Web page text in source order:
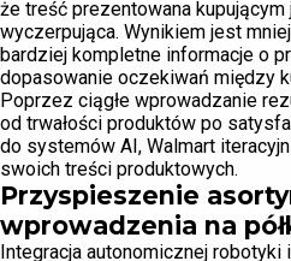
że treść prezentowana kupującym
wyczerpująca. Wynikiem jest
bardziej kompletne informacje o
dopasowanie oczekiwań między
Poprzez ciągłe wprowadzanie
od trwałości produktów po
do systemów AI, Walmart
swoich treści produktowych.
Przyspieszenie
wprowadzenia na
Integracja autonomicznej